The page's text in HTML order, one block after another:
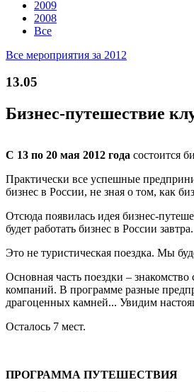
2009
2008
Все
Все мероприятия за 2012
13.05
Бизнес-путешествие
С 13 по 20 мая 2012 года состоится
Практически все успешные
бизнес в России, не зная о том, как
Отсюда появилась идея бизнес-
будет работать бизнес в России завтра.
Это не туристическая поездка. Мы
Основная часть поездки –
компаний. В программе разные
драгоценных камней... Увидим
Осталось 7 мест.
ПРОГРАММА ПУТЕШЕСТВИЯ